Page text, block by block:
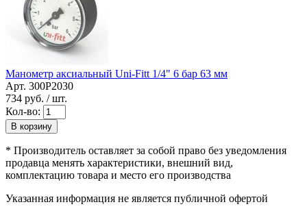
Манометр аксиальный Uni-Fitt 1/4" 6 бар 63 мм
Арт. 300P2030
734 руб. / шт.
Кол-во:
В корзину
* Производитель оставляет за собой право без уведомления
продавца менять характеристики, внешний вид,
комплектацию товара и место его производства
Указанная информация не является публичной офертой